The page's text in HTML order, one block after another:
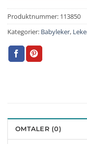
Produktnummer: 113850
Kategorier: Babyleker,
OMTALER (0)